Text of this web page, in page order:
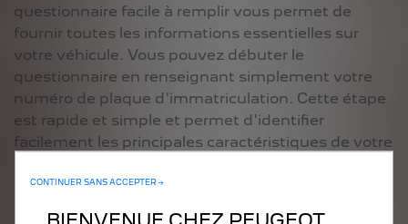
questionnaire facile à remplir vous permet de
fournir toutes les informations essentielles sur
votre véhicule. Vous pouvez débuter le
questionnaire en renseignant simplement votre
numéro de plaque d'immatriculation. Cette étape
est rapide et simple et permet d'identifier
facilement les principales caractéristiques de votre
CONTINUER SANS ACCEPTER →